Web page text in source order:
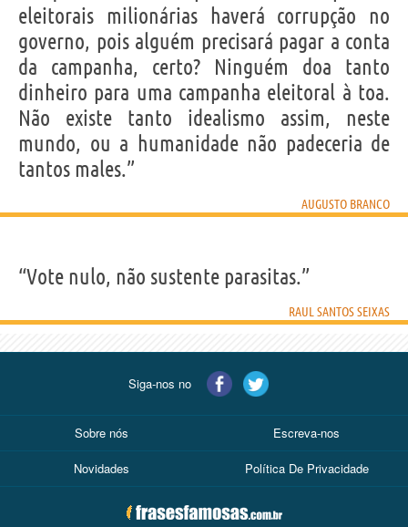
eleitorais milionárias haverá corrupção no
governo, pois alguém precisará pagar a conta
da campanha, certo? Ninguém doa tanto
dinheiro para uma campanha eleitoral à toa.
Não existe tanto idealismo assim, neste
mundo, ou a humanidade não padeceria de
tantos males.”
AUGUSTO BRANCO
“Vote nulo, não sustente parasitas.”
RAUL SANTOS SEIXAS
Siga-nos no
Sobre nós Escreva-nos
Novidades Política De Privacidade